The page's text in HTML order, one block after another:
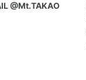
@Mt.TAKAO